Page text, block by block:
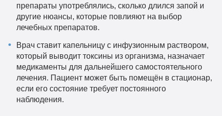
препараты употреблялись, сколько длился запой и
другие нюансы, которые повлияют на выбор
лечебных препаратов.
Врач ставит капельницу с инфузионным раствором,
который выводит токсины из организма, назначает
медикаменты для дальнейшего самостоятельного
лечения. Пациент может быть помещён в стационар,
если его состояние требует постоянного
наблюдения.